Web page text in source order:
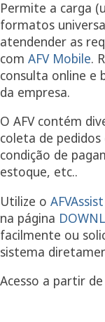
Permite a carga
formatos
atendender as
com AFV Mobile.
consulta online e
da empresa.
O AFV contém
coleta de
condição de
estoque, etc..
Utilize o AFVAssist
na página
facilmente ou
sistema
Acesso a partir de